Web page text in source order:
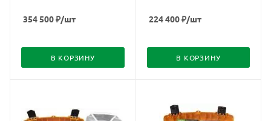
методических и
354 500₽/шт
В КОРЗИНУ
224 400₽/шт
В КОРЗИНУ